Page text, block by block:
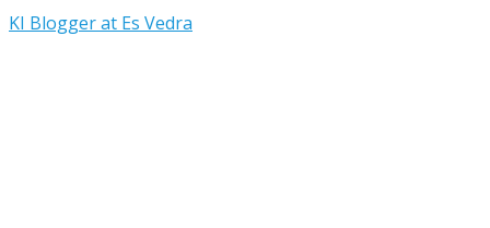
KI Blogger at Es Vedra